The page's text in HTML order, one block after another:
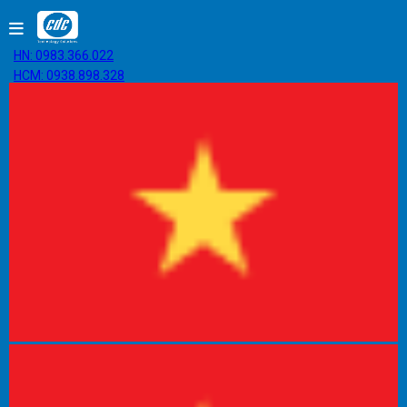
HN: 0983.366.022
HCM: 0938.898.328